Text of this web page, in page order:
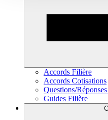
Accords Filière
Accords Cotisations
Questions/
Guides Filière